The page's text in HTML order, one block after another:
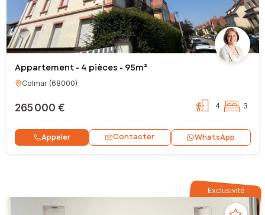
Appartement - 4 pièces - 95m²
Colmar(68000)
265 000 € 4 3
Appeler Contacter WhatsApp
Exclusivité